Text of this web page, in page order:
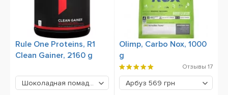
Rule One Proteins, R1
Clean Gainer, 2160 g
Шоколадная помадка 1799 грн
Olimp, Carbo Nox, 1000
g
Отзывы 17
Арбуз 569 грн